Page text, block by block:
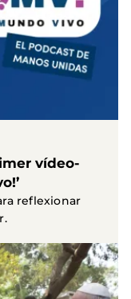
vídeo-
reflexionar